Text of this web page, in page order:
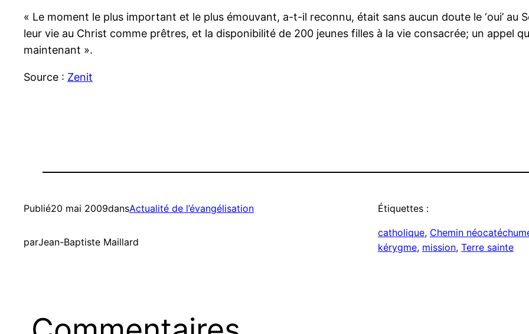
« Le moment le plus important et le plus émouvant, a-t-il reconnu, était sans aucun doute le ‘oui’
leur vie au Christ comme prêtres, et la disponibilité de 200 jeunes filles à la vie consacrée; un appel
maintenant ».
Source : Zenit
Publié20 mai 2009dansActualité de l’évangélisation
parJean-Baptiste Maillard
Étiquettes :
catholique, Chemin
kérygme, mission, Terre sainte